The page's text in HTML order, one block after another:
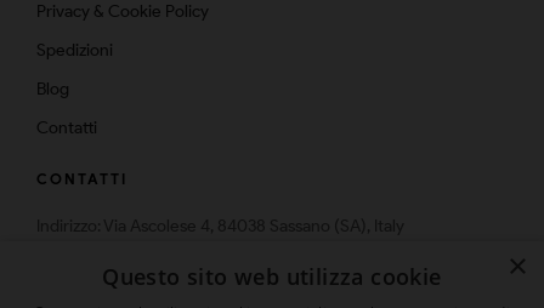
Privacy & Cookie Policy
Spedizioni
Blog
Contatti
CONTATTI
Email: info@multistrato.com
×
Questo sito web utilizza cookie